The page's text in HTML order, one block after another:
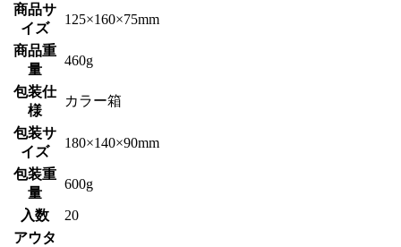
商品サ
イズ
125×160×75mm
商品重
量
460g
包装仕
様
カラー箱
包装サ
イズ
180×140×90mm
包装重
量
600g
入数
20
アウタ